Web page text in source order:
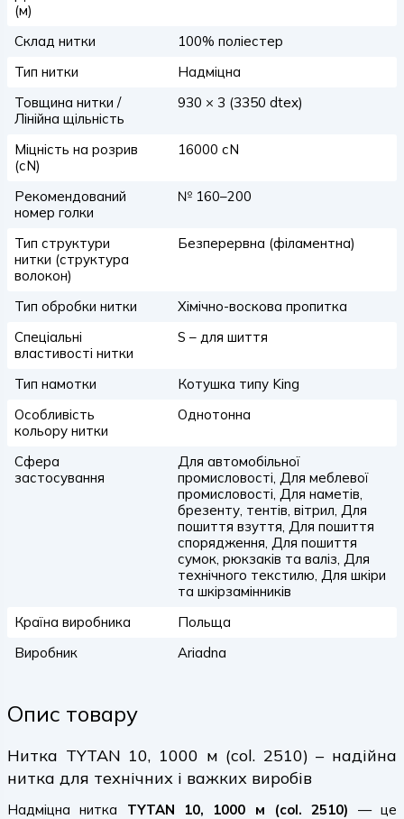
(м)
Склад нитки
100% поліестер
Тип нитки
Надміцна
Товщина нитки /
Лінійна щільність
930 × 3 (3350 dtex)
Міцність на розрив
(сN)
16000 сN
Рекомендований
номер голки
№ 160–200
Тип структури
нитки (структура
волокон)
Безперервна (філаментна)
Тип обробки нитки
Хімічно-воскова пропитка
Спеціальні
властивості нитки
S – для шиття
Тип намотки
Котушка типу King
Особливість
кольору нитки
Однотонна
Сфера
застосування
Для автомобільної
промисловості, Для меблевої
промисловості, Для наметів,
брезенту, тентів, вітрил, Для
пошиття взуття, Для пошиття
спорядження, Для пошиття
сумок, рюкзаків та валіз, Для
технічного текстилю, Для шкіри
та шкірзамінників
Країна виробника
Польща
Виробник
Ariadna
Опис товару
Нитка TYTAN 10, 1000 м (col. 2510) – надійна
нитка для технічних і важких виробів
Надміцна нитка TYTAN 10, 1000 м (col. 2510) — це